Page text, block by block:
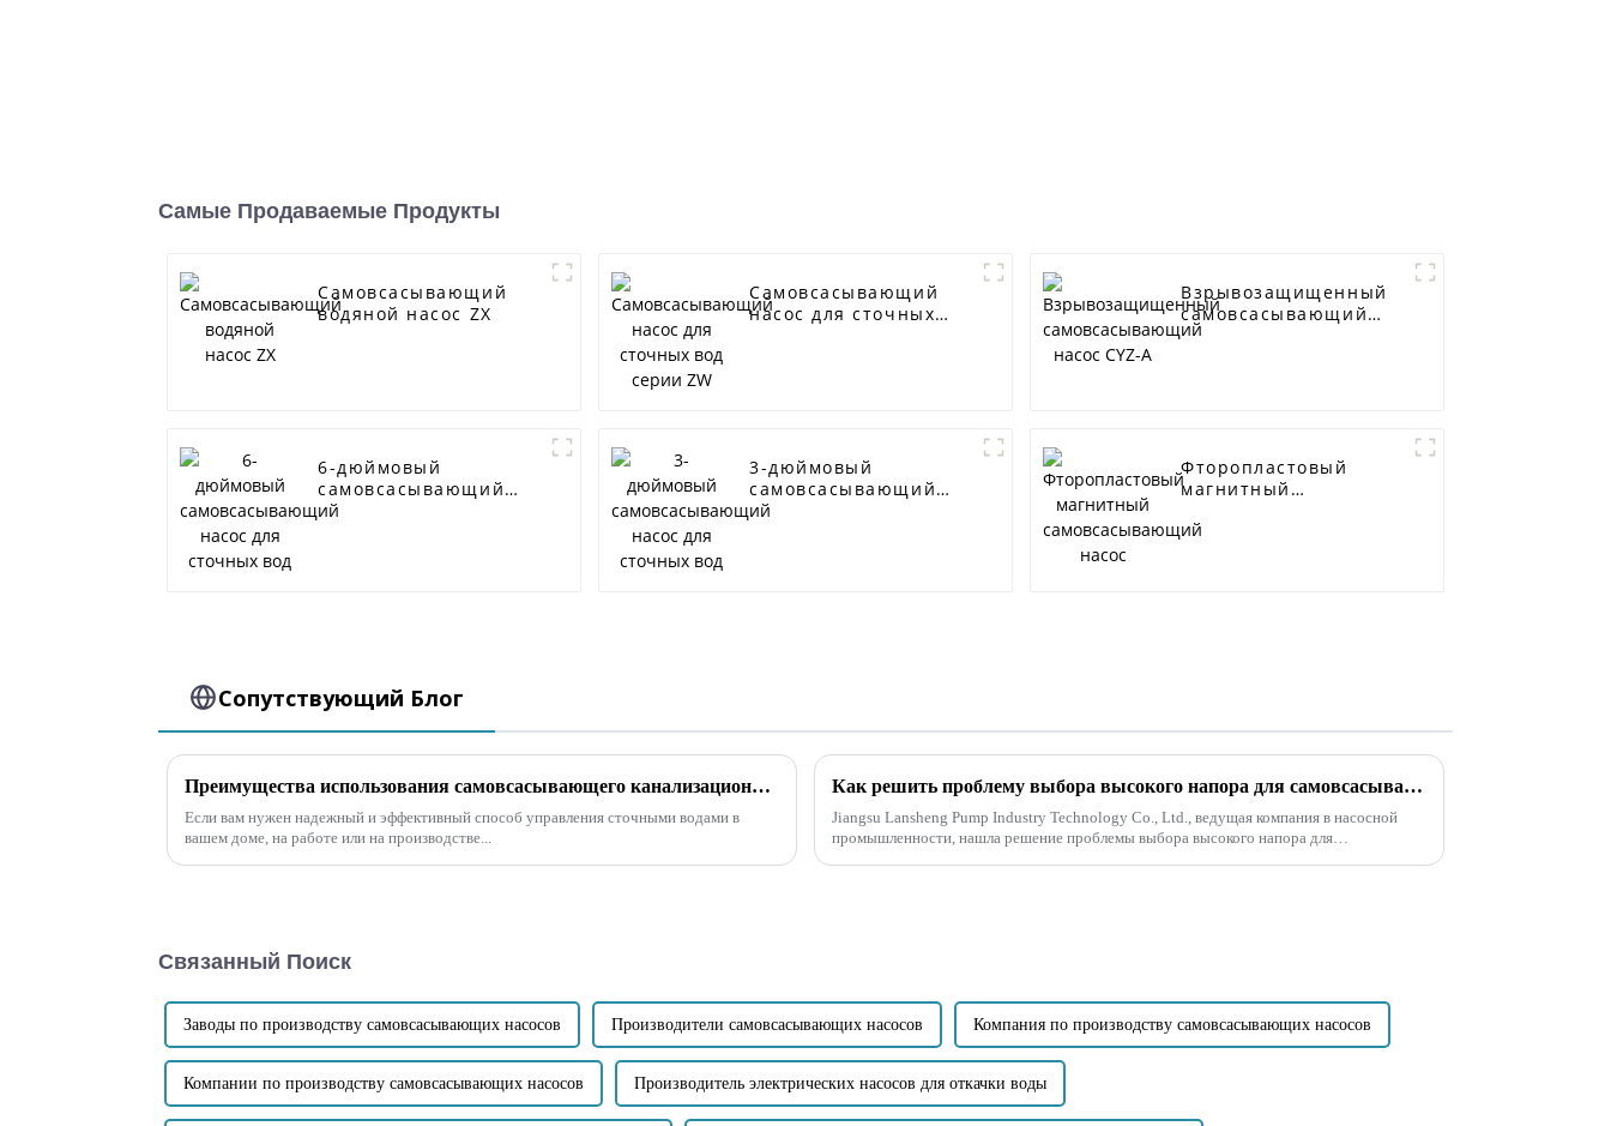
Самые Продаваемые Продукты
Самовсасывающий
водяной насос ZX
Самовсасывающий
насос для сточных
Взрывозащищенный
самовсасывающий
насос CYZ-A
6-дюймовый
самовсасывающий
насос для сточных
3-дюймовый
самовсасывающий
насос для сточных
Фторопластовый
магнитный
насос
Сопутствующий Блог
Преимущества использования самовсасывающего канализационного насоса
Если вам нужен надежный и эффективный способ управления сточными водами в
вашем доме, на работе или на производстве...
Как решить проблему выбора высокого напора для самовсасывающего канализационного насоса
Jiangsu Lansheng Pump Industry Technology Co., Ltd., ведущая компания в насосной
промышленности, нашла решение проблемы выбора высокого напора для
Связанный Поиск
Заводы по производству самовсасывающих насосов Производители самовсасывающих насосов Компания по производству самовсасывающих насосов
Компании по производству самовсасывающих насосов Производитель электрических насосов для откачки воды